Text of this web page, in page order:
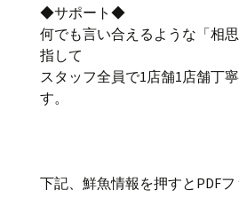
◆サポート◆
何でも言い合えるような「相
指して
スタッフ全員で1店舗1店舗丁
す。
下記、鮮魚情報を押すとPDF